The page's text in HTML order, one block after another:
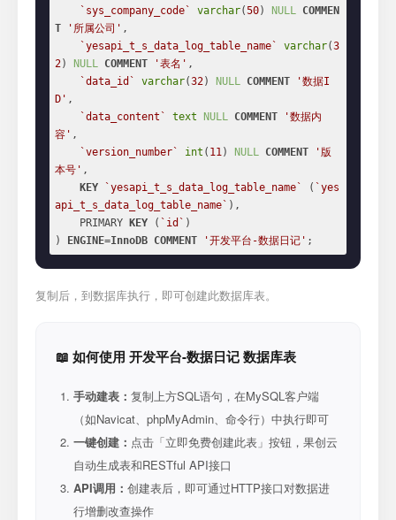
`sys_company_code` varchar(50) NULL COMMEN
T
'所属公司' ,
`yesapi_t_s_data_log_table_name`
varchar(3
2) NULL COMMENT '表名' ,
`data_id`
varchar(32) NULL COMMENT
'数据I
D' ,
`data_content`
text NULL COMMENT
'数据内
容' ,
`version_number`
int ( 11) NULL COMMENT
'版
本号' ,
KEY
`yesapi_t_s_data_log_table_name` ( `yes
api_t_s_data_log_table_name` ),
    PRIMARY
KEY ( `id` )
)
ENGINE=InnoDB COMMENT '开发平台-数据日记' ;
复制后，到数据库执行，即可创建此数据库表。
📖 如何使用 开发平台-数据日记 数据库表
手动建表： 复制上方SQL语句，在MySQL客户端
（如Navicat、phpMyAdmin、命令行）中执行即可
一键创建： 点击「立即免费创建此表」按钮，果创云
自动生成表和RESTful API接口
API调用： 创建表后，即可通过HTTP接口对数据进
行增删改查操作